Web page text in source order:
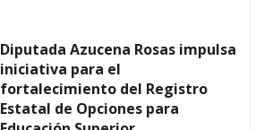
Diputada Azucena Rosas impulsa
iniciativa para el
fortalecimiento del Registro
Estatal de Opciones para